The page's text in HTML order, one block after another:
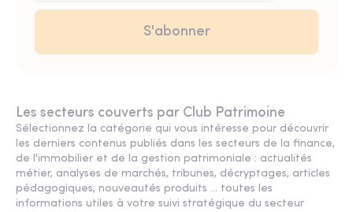
Les secteurs couverts par Club Patrimoine
Sélectionnez la catégorie qui vous intéresse pour découvrir
les derniers contenus publiés dans les secteurs de la finance,
de l'immobilier et de la gestion patrimoniale : actualités
métier, analyses de marchés, tribunes, décryptages, articles
pédagogiques, nouveautés produits ... toutes les
informations utiles à votre suivi stratégique du secteur